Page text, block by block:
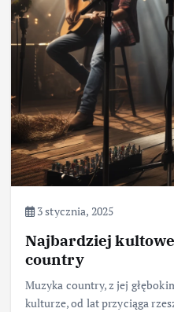
3 stycznia, 2025
Najbardziej
country
Muzyka country, z jej
kulturze, od lat przyciąga